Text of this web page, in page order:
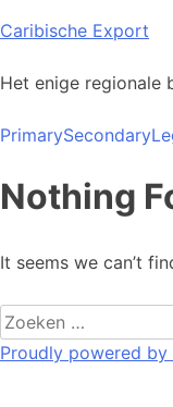
Skip
content
Caribische Export
Het enige regionale
PrimarySecondary
Nothing
It seems we can’t
Zoeken
naar:
Proudly powered by